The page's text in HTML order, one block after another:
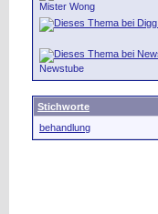
Mister Wong
Newstube
Stichworte
behandlung